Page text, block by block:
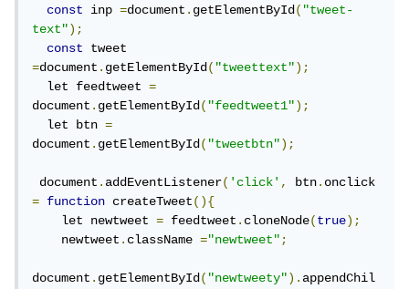
const inp =document.getElementById("tweet-
text");
const
=document.getElementById("tweettext");
  let feedtweet
=
document.getElementById("feedtweet1");
  let btn
=
document.getElementById("tweetbtn");
document.addEventListener('click', btn.
=
function createTweet(){
    let newtweet
= feedtweet.cloneNode(true);
    newtweet
.className ="newtweet";
document.getElementById("newtweety").appendChil